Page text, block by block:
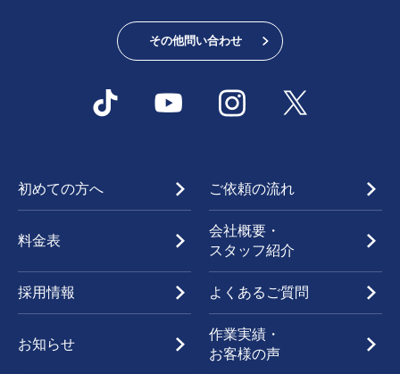
その他問い合わせ
初めての方へ ご依頼の流れ
料金表
会社概要・
スタッフ紹介
採用情報 よくあるご質問
お知らせ
作業実績・
お客様の声